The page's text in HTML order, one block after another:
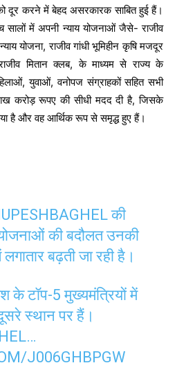
दूर करने में बेहद असरकारक साबित हुई हैं।
सालों में अपनी न्याय योजनाओं जैसे- राजीव
योजना, राजीव गांधी भूमिहीन कृषि मजदूर
राजीव मितान क्लब, के माध्यम से राज्य के
युवाओं, वनोपज संग्राहकों सहित सभी
लाख करोड़ रूपए की सीधी मदद दी है, जिसके
है और वह आर्थिक रूप से समृद्ध हुए हैं।
की
की बदौलत उनकी
बढ़ती जा रही है।
के टॉप-5 मुख्यमंत्रियों में
स्थान पर हैं।
…
J006GHBPGW